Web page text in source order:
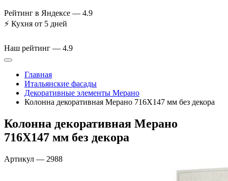
Рейтинг в Яндексе — 4.9
⚡ Кухня от 5 дней
Наш рейтинг — 4.9
Главная
Итальянские фасады
Декоративные элементы Мерано
Колонна декоративная Мерано 716Х147 мм без декора
Колонна декоративная Мерано
716Х147 мм без декора
Артикул — 2988